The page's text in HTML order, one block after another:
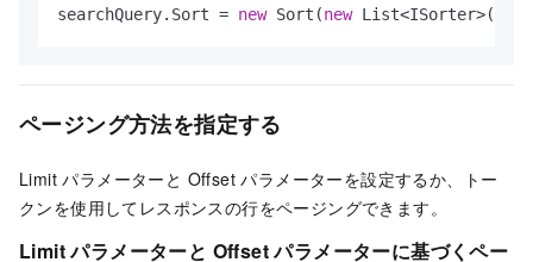
searchQuery.Sort = new Sort(new List<ISorter>() {
ページング方法を指定する
Limit パラメーターと Offset パラメーターを設定するか、トー
クンを使用してレスポンスの行をページングできます。
Limit パラメーターと Offset パラメーターに基づくペー